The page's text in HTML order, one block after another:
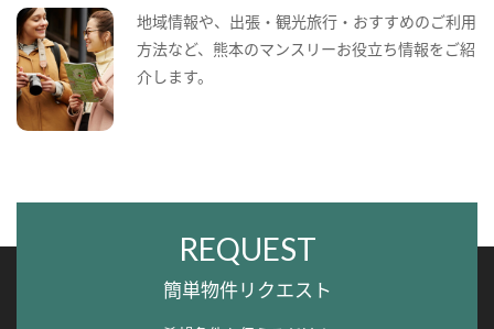
地域情報や、出張・観光旅行・おすすめのご利用
方法など、熊本のマンスリーお役立ち情報をご紹
介します。
REQUEST
簡単物件リクエスト